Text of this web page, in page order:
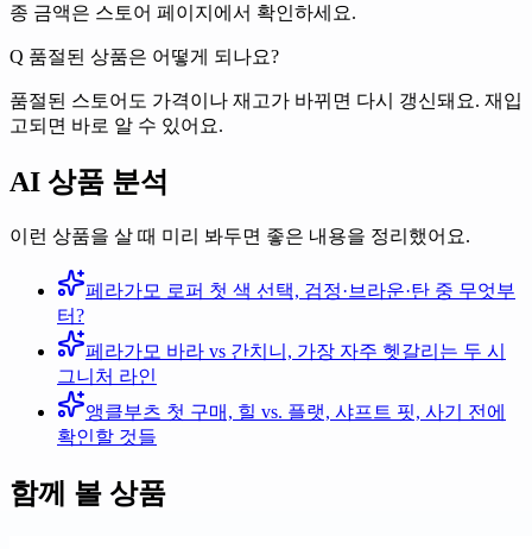
종 금액은 스토어 페이지에서 확인하세요.
Q 품절된 상품은 어떻게 되나요?
품절된 스토어도 가격이나 재고가 바뀌면 다시 갱신돼요. 재입
고되면 바로 알 수 있어요.
AI 상품 분석
이런 상품을 살 때 미리 봐두면 좋은 내용을 정리했어요.
페라가모 로퍼 첫 색 선택, 검정·브라운·탄 중 무엇부
터?
페라가모 바라 vs 간치니, 가장 자주 헷갈리는 두 시
그니처 라인
앵클부츠 첫 구매, 힐 vs. 플랫, 샤프트 핏, 사기 전에
확인할 것들
함께 볼 상품